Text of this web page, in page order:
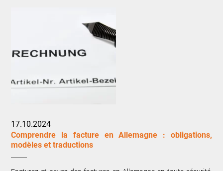
17.10.2024
Comprendre la facture en Allemagne : obligations,
modèles et traductions